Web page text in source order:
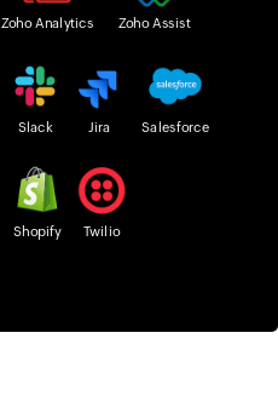
Zoho Analytics Zoho Assist
Slack Jira Salesforce
Shopify Twilio